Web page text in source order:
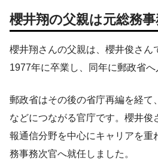
櫻井翔の父親は元総務
櫻井翔さんの父親は、櫻井俊さん
1977年に卒業し、同年に郵政省へ
郵政省はその後の省庁再編を経て
などにつながる官庁です。櫻井俊
報通信分野を中心にキャリアを重
務事務次官へ就任しました。